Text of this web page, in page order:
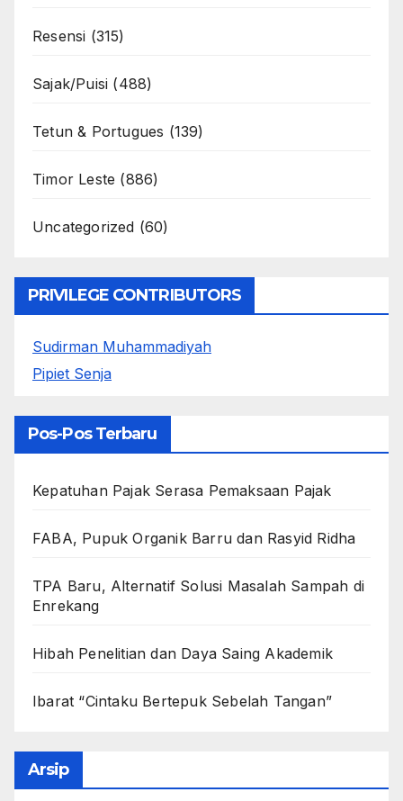
Resensi (315)
Sajak/Puisi (488)
Tetun & Portugues (139)
Timor Leste (886)
Uncategorized (60)
PRIVILEGE CONTRIBUTORS
Sudirman Muhammadiyah
Pipiet Senja
Pos-Pos Terbaru
Kepatuhan Pajak Serasa Pemaksaan Pajak
FABA, Pupuk Organik Barru dan Rasyid Ridha
TPA Baru, Alternatif Solusi Masalah Sampah di
Enrekang
Hibah Penelitian dan Daya Saing Akademik
Ibarat “Cintaku Bertepuk Sebelah Tangan”
Arsip